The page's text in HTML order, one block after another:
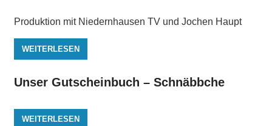
Produktion mit Niedernhausen TV und Jochen Haupt
WEITERLESEN
Unser Gutscheinbuch – Schnäbbche
WEITERLESEN